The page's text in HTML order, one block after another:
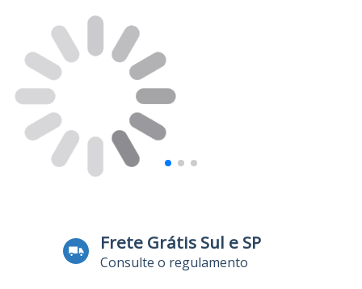
Frete Grátis Sul e SP
Consulte o regulamento